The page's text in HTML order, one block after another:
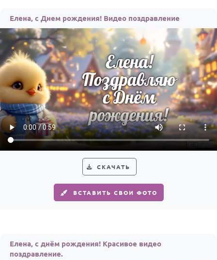
Детям
Все родственники
ПЕРСОНАЛЬНЫЕ
Пожелания
По именам
По годам
Елена, с Днем рождения! Видео поздравление
СКАЧАТЬ
ВСТАВИТЬ СВОИ ФОТО
Елена, с днём рождения! Красивое видео
поздравление.